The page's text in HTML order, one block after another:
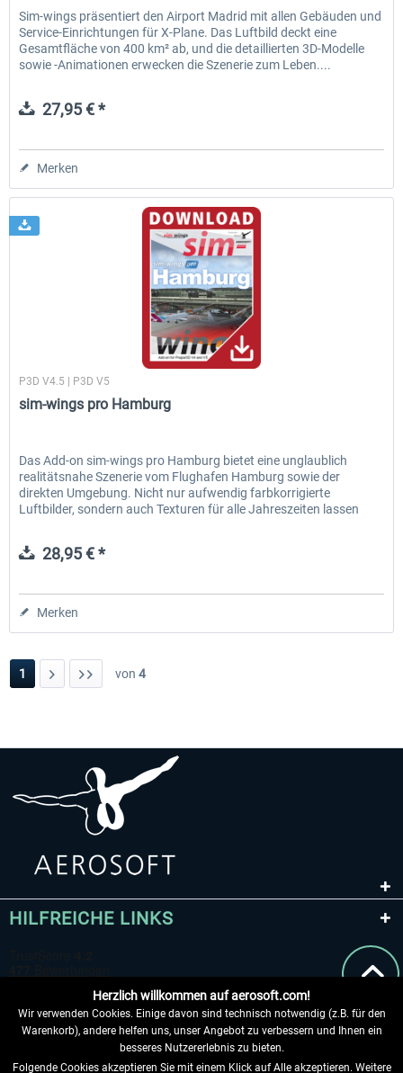
Sim-wings präsentiert den Airport Madrid mit allen Gebäuden und
Service-Einrichtungen für X-Plane. Das Luftbild deckt eine
Gesamtfläche von 400 km² ab, und die detaillierten 3D-Modelle
sowie -Animationen erwecken die Szenerie zum Leben....
27,95 € *
Merken
Aerosoft, sim-wings
P3D V4.5 | P3D V5
sim-wings pro Hamburg
Das Add-on sim-wings pro Hamburg bietet eine unglaublich
realitätsnahe Szenerie vom Flughafen Hamburg sowie der
direkten Umgebung. Nicht nur aufwendig farbkorrigierte
Luftbilder, sondern auch Texturen für alle Jahreszeiten lassen
28,95 € *
Merken
1 von 4
HILFREICHE LINKS
Herzlich willkommen auf aerosoft.com!
Wir verwenden Cookies. Einige davon sind technisch notwendig (z.B. für den
Warenkorb), andere helfen uns, unser Angebot zu verbessern und Ihnen ein
besseres Nutzererlebnis zu bieten.
Folgende Cookies akzeptieren Sie mit einem Klick auf Alle akzeptieren. Weitere